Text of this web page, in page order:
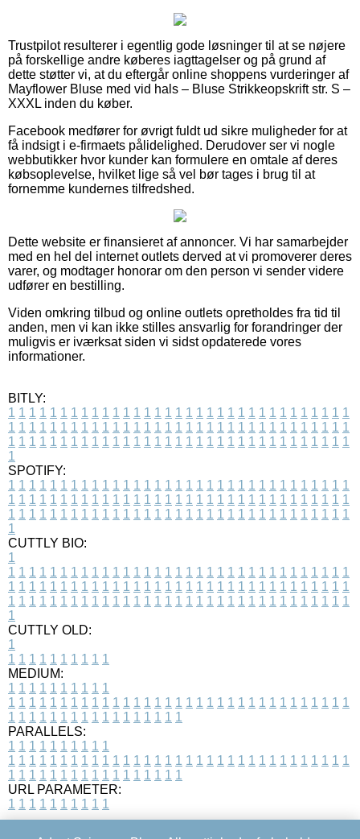
Trustpilot resulterer i egentlig gode løsninger til at se nøjere
på forskellige andre køberes iagttagelser og på grund af
dette støtter vi, at du eftergår online shoppens vurderinger af
Mayflower Bluse med vid hals – Bluse Strikkeopskrift str. S –
XXXL inden du køber.
Facebook medfører for øvrigt fuldt ud sikre muligheder for at
få indsigt i e-firmaets pålidelighed. Derudover ser vi nogle
webbutikker hvor kunder kan formulere en omtale af deres
købsoplevelse, hvilket lige så vel bør tages i brug til at
fornemme kundernes tilfredshed.
Dette website er finansieret af annoncer. Vi har samarbejder
med en hel del internet outlets derved at vi promoverer deres
varer, og modtager honorar om den person vi sender videre
udfører en bestilling.
Viden omkring tilbud og online outlets opretholdes fra tid til
anden, men vi kan ikke stilles ansvarlig for forandringer der
muligvis er iværksat siden vi sidst opdaterede vores
informationer.
BITLY:
1 1 1 1 1 1 1 1 1 1 1 1 1 1 1 1 1 1 1 1 1 1 1 1 1 1 1 1 1 1 1 1 1
1 1 1 1 1 1 1 1 1 1 1 1 1 1 1 1 1 1 1 1 1 1 1 1 1 1 1 1 1 1 1 1 1
1 1 1 1 1 1 1 1 1 1 1 1 1 1 1 1 1 1 1 1 1 1 1 1 1 1 1 1 1 1 1 1 1
1
SPOTIFY:
1 1 1 1 1 1 1 1 1 1 1 1 1 1 1 1 1 1 1 1 1 1 1 1 1 1 1 1 1 1 1 1 1
1 1 1 1 1 1 1 1 1 1 1 1 1 1 1 1 1 1 1 1 1 1 1 1 1 1 1 1 1 1 1 1 1
1 1 1 1 1 1 1 1 1 1 1 1 1 1 1 1 1 1 1 1 1 1 1 1 1 1 1 1 1 1 1 1 1
1
CUTTLY BIO:
1
1 1 1 1 1 1 1 1 1 1 1 1 1 1 1 1 1 1 1 1 1 1 1 1 1 1 1 1 1 1 1 1 1
1 1 1 1 1 1 1 1 1 1 1 1 1 1 1 1 1 1 1 1 1 1 1 1 1 1 1 1 1 1 1 1 1
1 1 1 1 1 1 1 1 1 1 1 1 1 1 1 1 1 1 1 1 1 1 1 1 1 1 1 1 1 1 1 1 1
1
CUTTLY OLD:
1
1 1 1 1 1 1 1 1 1 1
MEDIUM:
1 1 1 1 1 1 1 1 1 1
1 1 1 1 1 1 1 1 1 1 1 1 1 1 1 1 1 1 1 1 1 1 1 1 1 1 1 1 1 1 1 1 1
1 1 1 1 1 1 1 1 1 1 1 1 1 1 1 1 1
PARALLELS:
1 1 1 1 1 1 1 1 1 1
1 1 1 1 1 1 1 1 1 1 1 1 1 1 1 1 1 1 1 1 1 1 1 1 1 1 1 1 1 1 1 1 1
1 1 1 1 1 1 1 1 1 1 1 1 1 1 1 1 1
URL PARAMETER:
1 1 1 1 1 1 1 1 1 1